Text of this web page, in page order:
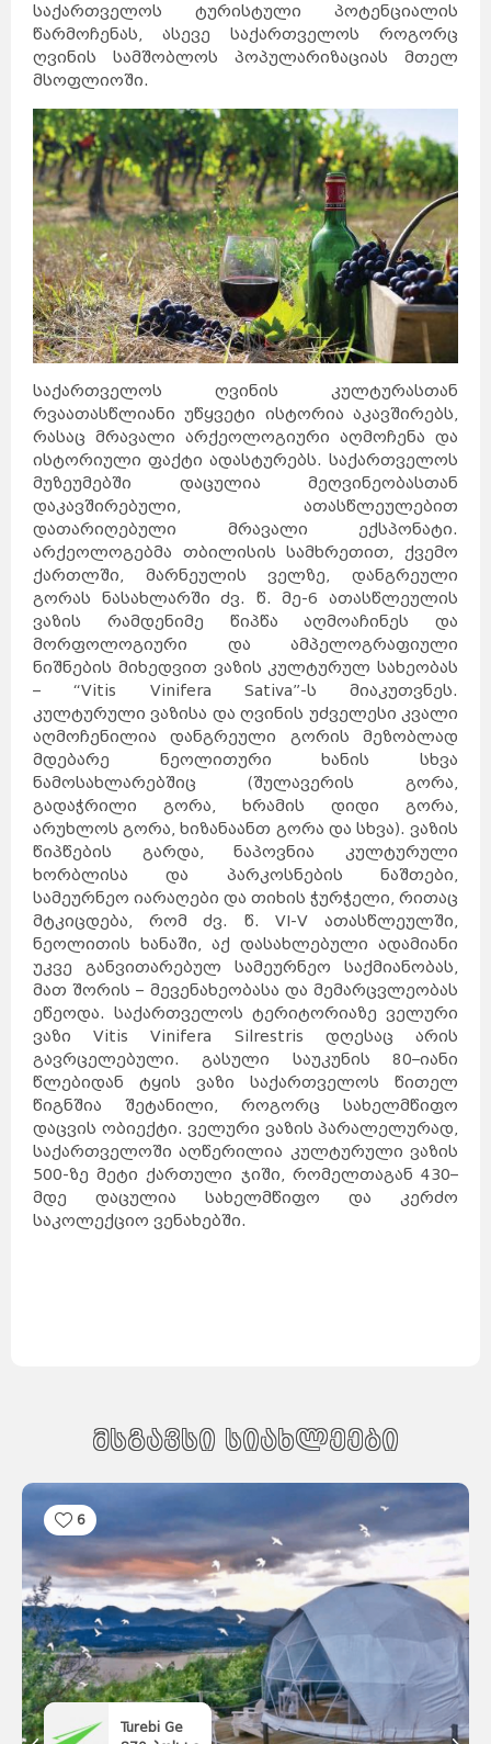
საქართველოს ტურისტული პოტენციალის
წარმოჩენას, ასევე საქართველოს როგორც
ღვინის სამშობლოს პოპულარიზაციას მთელ
მსოფლიოში.
საქართველოს ღვინის კულტურასთან
რვაათასწლიანი უწყვეტი ისტორია აკავშირებს,
რასაც მრავალი არქეოლოგიური აღმოჩენა და
ისტორიული ფაქტი ადასტურებს. საქართველოს
მუზეუმებში დაცულია მეღვინეობასთან
დაკავშირებული, ათასწლეულებით
დათარიღებული მრავალი ექსპონატი.
არქეოლოგებმა თბილისის სამხრეთით, ქვემო
ქართლში, მარნეულის ველზე, დანგრეული
გორას ნასახლარში ძვ. წ. მე-6 ათასწლეულის
ვაზის რამდენიმე წიპწა აღმოაჩინეს და
მორფოლოგიური და ამპელოგრაფიული
ნიშნების მიხედვით ვაზის კულტურულ სახეობას
– “Vitis Vinifera Sativa”-ს მიაკუთვნეს.
კულტურული ვაზისა და ღვინის უძველესი კვალი
აღმოჩენილია დანგრეული გორის მეზობლად
მდებარე ნეოლითური ხანის სხვა
ნამოსახლარებშიც (შულავერის გორა,
გადაჭრილი გორა, ხრამის დიდი გორა,
არუხლოს გორა, ხიზანაანთ გორა და სხვა). ვაზის
წიპწების გარდა, ნაპოვნია კულტურული
ხორბლისა და პარკოსნების ნაშთები,
სამეურნეო იარაღები და თიხის ჭურჭელი, რითაც
მტკიცდება, რომ ძვ. წ. VI-V ათასწლეულში,
ნეოლითის ხანაში, აქ დასახლებული ადამიანი
უკვე განვითარებულ სამეურნეო საქმიანობას,
მათ შორის – მევენახეობასა და მემარცვლეობას
ეწეოდა. საქართველოს ტერიტორიაზე ველური
ვაზი Vitis Vinifera Silrestris დღესაც არის
გავრცელებული. გასული საუკუნის 80–იანი
წლებიდან ტყის ვაზი საქართველოს წითელ
წიგნშია შეტანილი, როგორც სახელმწიფო
დაცვის ობიექტი. ველური ვაზის პარალელურად,
საქართველოში აღწერილია კულტურული ვაზის
500-ზე მეტი ქართული ჯიში, რომელთაგან 430–
მდე დაცულია სახელმწიფო და კერძო
საკოლექციო ვენახებში.
მსგავსი სიახლეები
6
Turebi Ge